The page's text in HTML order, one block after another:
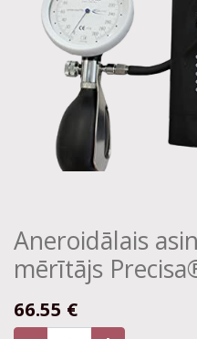
Aneroidālais
mērītājs
66.55 €